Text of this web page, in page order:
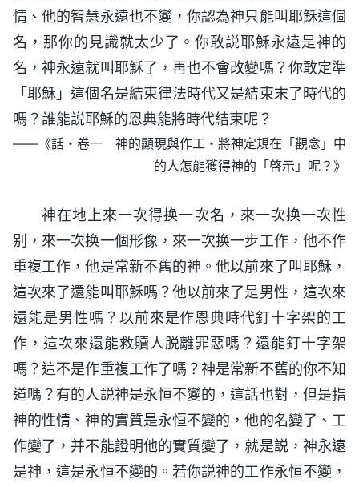
情、他的智慧永遠也不變，你認為神只能叫耶穌這個
名，那你的見識就太少了。你敢説耶穌永遠是神的
名，神永遠就叫耶穌了，再也不會改變嗎？你敢定準
「耶穌」這個名是結束律法時代又是結束末了時代的
嗎？誰能説耶穌的恩典能將時代結束呢？
——《話・卷一 神的顯現與作工・將神定規在「觀念」中
的人怎能獲得神的「啓示」呢？》
神在地上來一次得换一次名，來一次换一次性
别，來一次换一個形像，來一次换一步工作，他不作
重複工作，他是常新不舊的神。他以前來了叫耶穌，
這次來了還能叫耶穌嗎？他以前來了是男性，這次來
還能是男性嗎？以前來是作恩典時代釘十字架的工
作，這次來還能救贖人脱離罪惡嗎？還能釘十字架
嗎？這不是作重複工作了嗎？神是常新不舊的你不知
道嗎？有的人説神是永恒不變的，這話也對，但是指
神的性情、神的實質是永恒不變的，他的名變了、工
作變了，并不能證明他的實質變了，就是説，神永遠
是神，這是永恒不變的。若你説神的工作永恒不變，